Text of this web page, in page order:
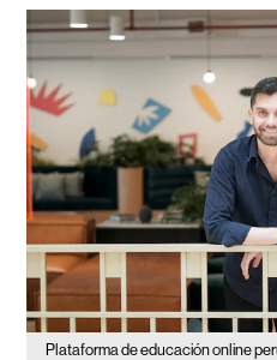
Plataforma de educación online